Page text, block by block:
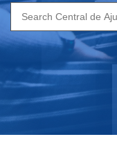
Search
for: